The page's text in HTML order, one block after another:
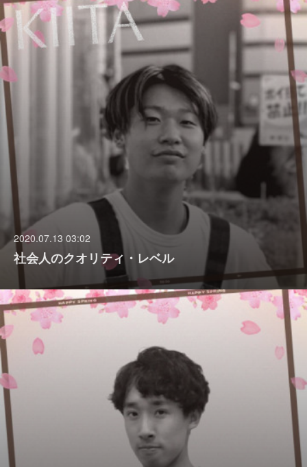
2020.07.13 03:02
社会人のクオリティ・レベル